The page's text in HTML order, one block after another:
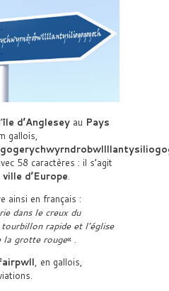
île d’Anglesey au Pays
gallois,
58 caractères : il s’agit
d’Europe.
ainsi en français :
dans le creux du
rapide et l’église
la grotte rouge« .
, en gallois,